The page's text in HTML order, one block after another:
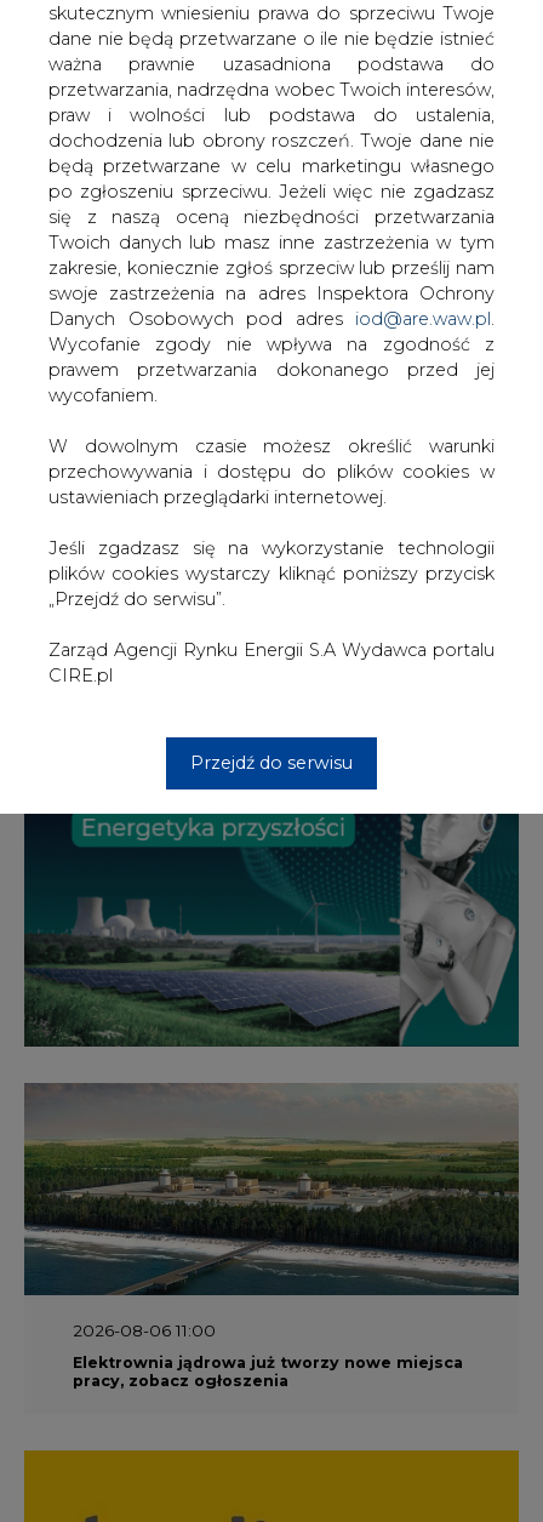
skutecznym wniesieniu prawa do sprzeciwu Twoje
dane nie będą przetwarzane o ile nie będzie istnieć
ważna prawnie uzasadniona podstawa do
przetwarzania, nadrzędna wobec Twoich interesów,
praw i wolności lub podstawa do ustalenia,
dochodzenia lub obrony roszczeń. Twoje dane nie
będą przetwarzane w celu marketingu własnego
po zgłoszeniu sprzeciwu. Jeżeli więc nie zgadzasz
się z naszą oceną niezbędności przetwarzania
Twoich danych lub masz inne zastrzeżenia w tym
zakresie, koniecznie zgłoś sprzeciw lub prześlij nam
swoje zastrzeżenia na adres Inspektora Ochrony
Danych Osobowych pod adres iod@are.waw.pl
Wycofanie zgody nie wpływa na zgodność z
prawem przetwarzania dokonanego przed jej
wycofaniem.
W dowolnym czasie możesz określić warunki
przechowywania i dostępu do plików cookies w
ustawieniach przeglądarki internetowej.
Jeśli zgadzasz się na wykorzystanie technologii
plików cookies wystarczy kliknąć poniższy przycisk
„Przejdź do serwisu”.
Zarząd Agencji Rynku Energii S.A Wydawca portalu
CIRE.pl
Przejdź do serwisu
2026-08-07 07:00
Senat nie wyraził zgody na zarządzenie przez
Prezydenta referendum
Bartosz Krysta odchodzi z Zarządu Enea i
wchodzi do Zarządu Polimex Mostostal
2026-08-06 11:00
Elektrownia jądrowa już tworzy nowe miejsca
pracy, zobacz ogłoszenia